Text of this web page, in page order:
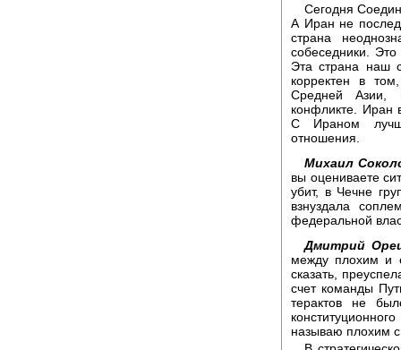
Сегодня
А Иран не
страна
собеседники.
Эта страна наш
корректен в
Средней Азии,
конфликте. Иран
С Ираном
отношения.
Михаил
вы оцениваете
убит, в Чечне
взнуздала
федеральной
Дмитрий
между плохим и
сказать,
счет команды
терактов не
называю плохим